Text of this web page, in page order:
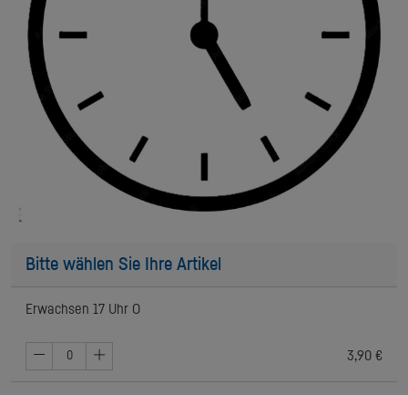
Bitte wählen Sie Ihre Artikel
Erwachsen 17 Uhr O
3,90 €